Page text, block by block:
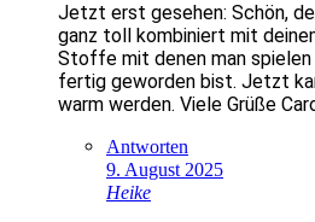
Jetzt erst gesehen: Schön,
ganz toll kombiniert mit
Stoffe mit denen man spielen
fertig geworden bist. Jetzt
warm werden. Viele Grüße
Antworten
9. August 2025
Heike